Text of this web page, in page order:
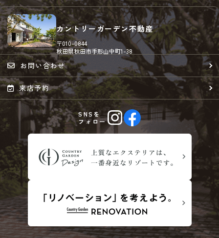
カントリーガーデン不動産
〒010-0844
秋田県秋田市手形山中町1-38
お問い合わせ
来店予約
SNSを
フォロー